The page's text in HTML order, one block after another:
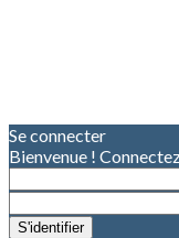
Se connecter
Bienvenue !